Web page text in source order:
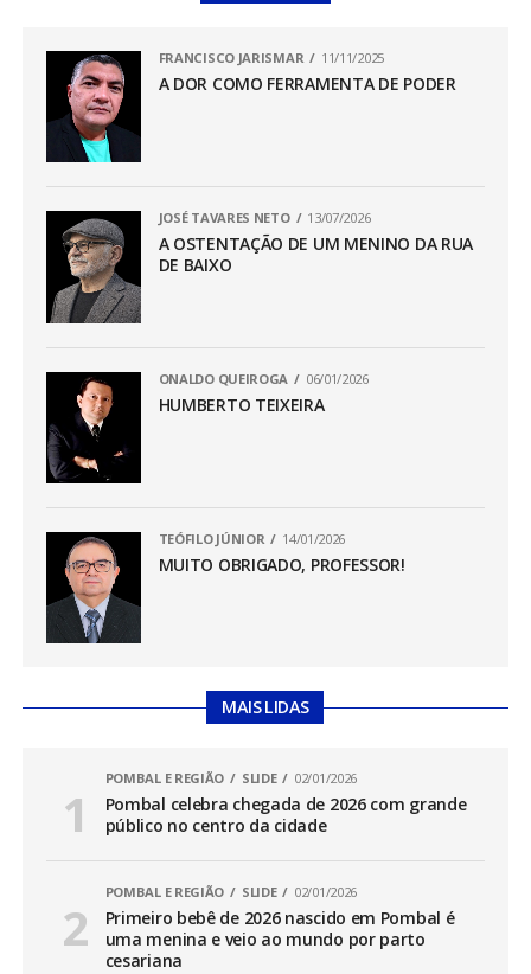
FRANCISCO JARISMAR 11/11/2025
A DOR COMO FERRAMENTA DE PODER
JOSÉ TAVARES NETO 13/07/2026
A OSTENTAÇÃO DE UM MENINO DA RUA
DE BAIXO
ONALDO QUEIROGA 06/01/2026
HUMBERTO TEIXEIRA
TEÓFILO JÚNIOR 14/01/2026
MUITO OBRIGADO, PROFESSOR!
MAIS LIDAS
POMBAL E REGIÃO SLIDE 02/01/2026
Pombal celebra chegada de 2026 com grande
público no centro da cidade
POMBAL E REGIÃO SLIDE 02/01/2026
Primeiro bebê de 2026 nascido em Pombal é
uma menina e veio ao mundo por parto
cesariana